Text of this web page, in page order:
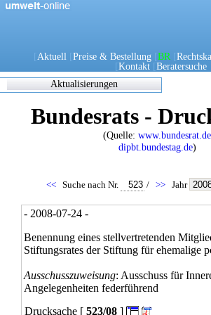
Aktuell [Preise & Bestellung [BR [
[Kontakt[Beratersuche
Bundesrats -
(Quelle: www.bundesrat.de
dipbt.bundestag.de)
<< Suche nach Nr. / >> Jahr
Aktualisierungen
Zuletzt
eingearbeitete/korrigierte
Dokumente
17.05.2021 06:45
0303/1/21
0308/1/21
0311/1/21
0312/1/21
0338/1/21
0344/1/21
0349/21
- 2008-07-24 -
Benennung eines stellvertretenden
Stiftungsrates der Stiftung für ehemalige
Ausschusszuweisung: Ausschuss für
Angelegenheiten federführend
Drucksache [ 523/08]